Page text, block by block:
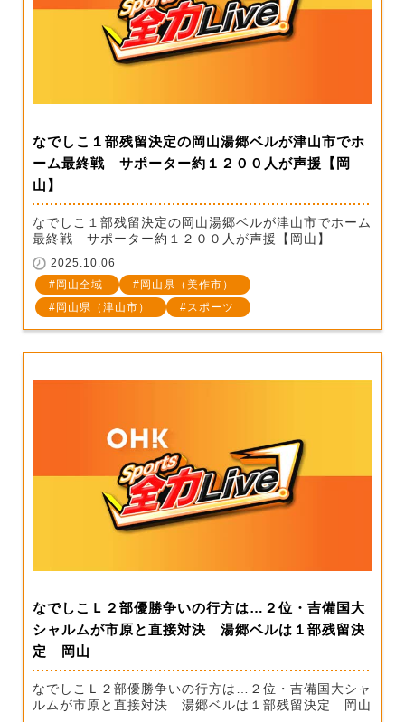
なでしこ１部残留決定の岡山湯郷ベルが津山市でホ
ーム最終戦 サポーター約１２００人が声援【岡
山】
なでしこ１部残留決定の岡山湯郷ベルが津山市でホーム
最終戦 サポーター約１２００人が声援【岡山】
2025.10.06
岡山全域
岡山県（美作市）
岡山県（津山市）
スポーツ
なでしこＬ２部優勝争いの行方は…２位・吉備国大
シャルムが市原と直接対決 湯郷ベルは１部残留決
定 岡山
なでしこＬ２部優勝争いの行方は…２位・吉備国大シャ
ルムが市原と直接対決 湯郷ベルは１部残留決定 岡山